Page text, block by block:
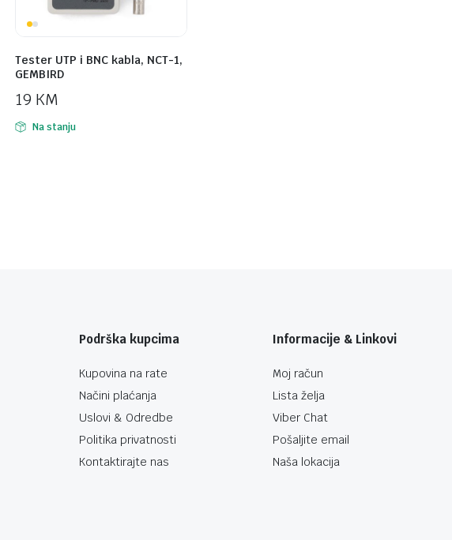
Tester UTP i BNC kabla, NCT-1,
GEMBIRD
19 KM
Na stanju
Podrška kupcima
Kupovina na rate
Načini plaćanja
Uslovi & Odredbe
Politika privatnosti
Kontaktirajte nas
Informacije & Linkovi
Moj račun
Lista želja
Viber Chat
Pošaljite email
Naša lokacija